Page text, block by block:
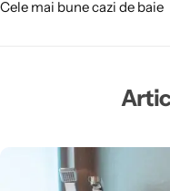
Cele mai bune cazi de baie